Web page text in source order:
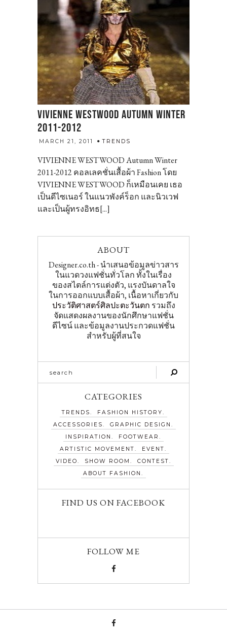
VIVIENNE WESTWOOD AUTUMN WINTER
2011-2012
MARCH 21, 2011 TRENDS
VIVIENNE WESTWOOD Autumn Winter
2011-2012 คอลเลคชั่นเสื้อผ้า Fashion โดย
VIVIENNE WESTWOOD ก็เหมือนเคย เธอ
เป็นดีไซเนอร์ ในแนวพังค์ร็อก และนิวเวฟ
และเป็นผู้ทรงอิทธ[...]
ABOUT
Designer.co.th - นำเสนอข้อมูลข่าวสาร
ในแวดวงแฟชั่นทั่วโลก ทั้งในเรื่อง
ของสไตล์การแต่งตัว, แรงบันดาลใจ
ในการออกแบบเสื้อผ้า, เนื้อหาเกี่ยวกับ
ประวัติศาสตร์ศิลปะตะวันตก รวมถึง
จัดแสดงผลงานของนักศึกษาแฟชั่น
ดีไซน์ และข้อมูลงานประกวดแฟชั่น
สำหรับผู้ที่สนใจ
CATEGORIES
TRENDS
FASHION HISTORY
ACCESSORIES
GRAPHIC DESIGN
INSPIRATION
FOOTWEAR
ARTISTIC MOVEMENT
EVENT
VIDEO
SHOW ROOM
CONTEST
ABOUT FASHION
FIND US ON FACEBOOK
FOLLOW ME